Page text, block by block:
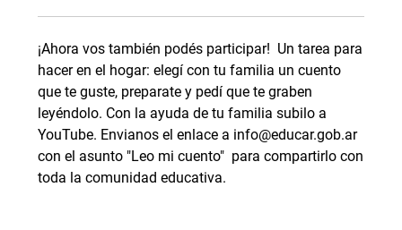
¡Ahora vos también podés participar! Un tarea para
hacer en el hogar: elegí con tu familia un cuento
que te guste, preparate y pedí que te graben
leyéndolo. Con la ayuda de tu familia subilo a
YouTube. Envianos el enlace a info@educar.gob.ar
con el asunto "Leo mi cuento" para compartirlo con
toda la comunidad educativa.